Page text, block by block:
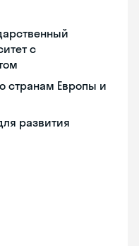
с
странам Европы и
развития